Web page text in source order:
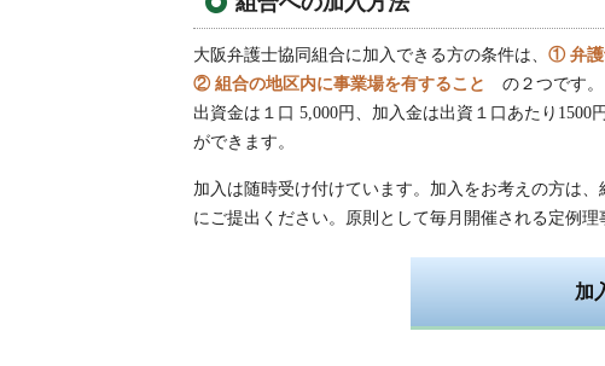
大阪弁護士協同組合に加入できる方の条件は、 ① 弁護
② 組合の地区内に事業場を有すること
の２つです。
出資金は１口 5,000円、加入金は出資１口あたり
ができます。
加入は随時受け付けています。加入をお考えの方は
にご提出ください。原則として毎月開催される定例
加